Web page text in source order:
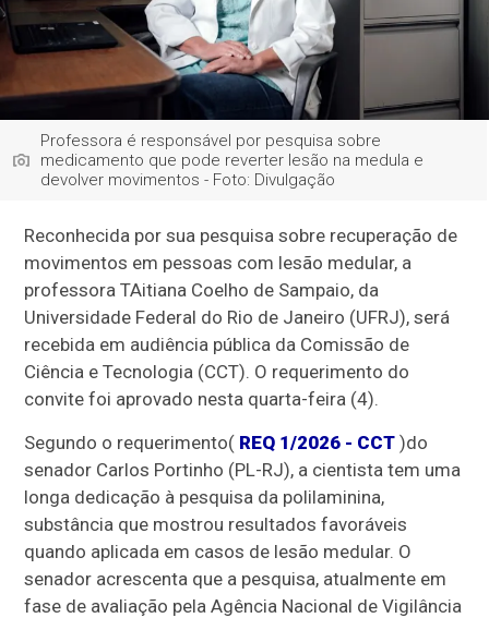
Professora é responsável por pesquisa sobre
medicamento que pode reverter lesão na medula e
devolver movimentos - Foto: Divulgação
Reconhecida por sua pesquisa sobre recuperação de
movimentos em pessoas com lesão medular, a
professora TAitiana Coelho de Sampaio, da
Universidade Federal do Rio de Janeiro (UFRJ), será
recebida em audiência pública da Comissão de
Ciência e Tecnologia (CCT). O requerimento do
convite foi aprovado nesta quarta-feira (4).
Segundo o requerimento( REQ 1/2026 - CCT )do
senador Carlos Portinho (PL-RJ), a cientista tem uma
longa dedicação à pesquisa da polilaminina,
substância que mostrou resultados favoráveis
quando aplicada em casos de lesão medular. O
senador acrescenta que a pesquisa, atualmente em
fase de avaliação pela Agência Nacional de Vigilância